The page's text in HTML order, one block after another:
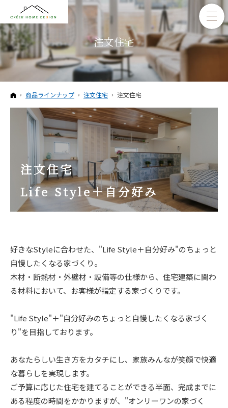
注文住宅
ホーム
商品ラインナップ 注文住宅 注文住宅
注文住宅
Life Style＋自分好み
好きなStyleに合わせた、"Life Style＋自分好み"のちょっと
自慢したくなる家づくり。
木材・断熱材・外壁材・設備等の仕様から、住宅建築に関わ
る材料において、お客様が指定する家づくりです。
"Life Style"＋"自分好みのちょっと自慢したくなる家づく
り"を目指しております。
あなたらしい生き方をカタチにし、家族みんなが笑顔で快適
な暮らしを実現します。
ご予算に応じた住宅を建てることができる半面、完成までに
ある程度の時間をかかりますが、"オンリーワンの家づく